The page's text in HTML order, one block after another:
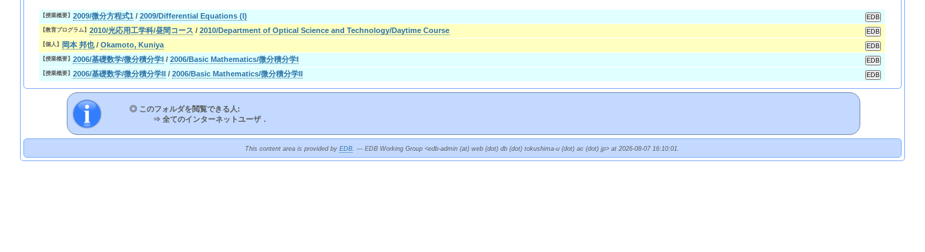
【授業概要】2009/微分方程式1 /2009/Differential Equations (I)
【教育プログラム】2010/光応用工学科/昼間コース /2010/Department of Optical Science and Technology/Daytime Course
【個人】 岡本 邦也/Okamoto, Kuniya
【授業概要】2006/基礎数学/微分積分学I /2006/Basic Mathematics/微分積分学I
【授業概要】2006/基礎数学/微分積分学II /2006/Basic Mathematics/微分積分学II
◎ このフォルダを閲覧できる人:
⇒全てのインターネットユーザ．
This content area is provided byEDB. --- EDB Working Group <edb-admin (at) web (dot) db (dot) tokushima-u (dot) ac (dot) jp> at 2026-08-07 16:10:01.